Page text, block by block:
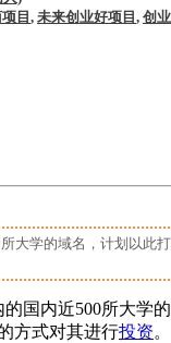
目 , 未来创业好项目 , 创
学的域名，计划以
内近500所大学
方式对其进行投资。